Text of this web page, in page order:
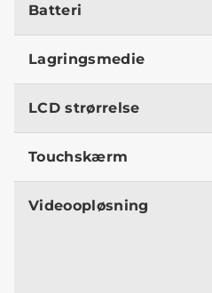
Batteri
Lagringsmedie
LCD strørrelse
Touchskærm
Videoopløsning